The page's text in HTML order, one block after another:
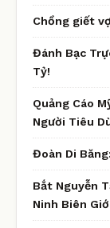
Chồng giết
Đánh Bạc
Tỷ!
Quảng Cáo
Người Tiêu
Đoàn Di
Bắt Nguyễn
Ninh Biên